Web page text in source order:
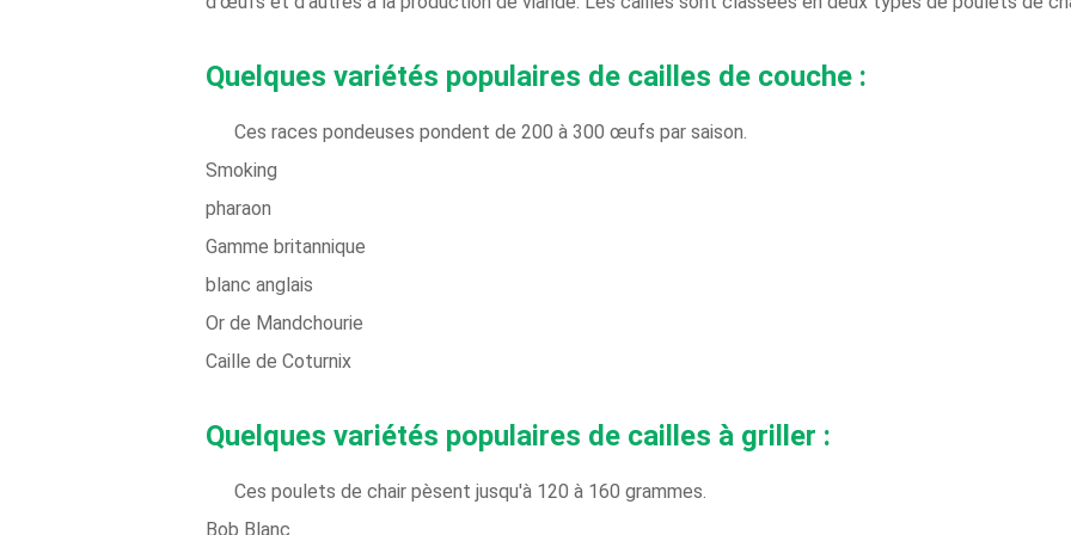
Quelques variétés populaires de cailles de couche :
Ces races pondeuses pondent de 200 à 300 œufs par saison.
Smoking
pharaon
Gamme britannique
blanc anglais
Or de Mandchourie
Caille de Coturnix
Quelques variétés populaires de cailles à griller :
Ces poulets de chair pèsent jusqu'à 120 à 160 grammes.
Bob Blanc